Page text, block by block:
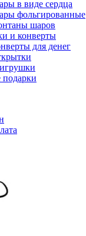
в виде сердца
фольгированные
шаров
и конверты
для денег
подарки